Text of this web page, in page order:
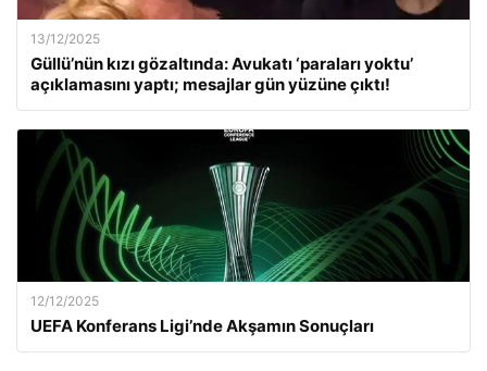
13/12/2025
Güllü’nün kızı gözaltında: Avukatı ‘paraları yoktu’
açıklamasını yaptı; mesajlar gün yüzüne çıktı!
12/12/2025
UEFA Konferans Ligi’nde Akşamın Sonuçları